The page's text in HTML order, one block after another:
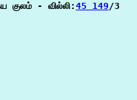
குலம் - வில்லி: 45 149/3